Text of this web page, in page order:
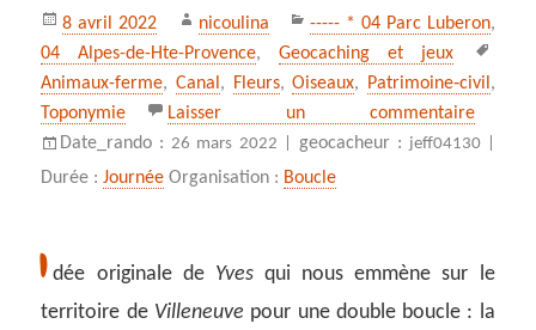
Publié
le
8 avril 2022 Auteur
nicoulina Catégories
----- * 04 Parc Luberon,
04 Alpes-de-Hte-Provence,Geocaching et jeux
Animaux-ferme, Canal, Fleurs,Oiseaux, Patrimoine‑civil,
Toponymie
Laisser un commentairesur
Date_rando :26 mars 2022 | geocacheur : jeff04130 |
Durée :Journée Organisation : Boucle
I dée originale de Yvesqui nous emmène sur le
territoire de Villeneuve pour une double boucle : la